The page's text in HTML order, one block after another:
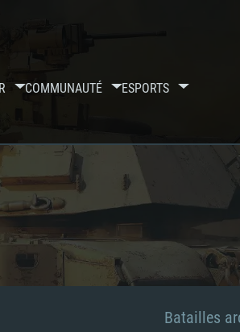
COMMUNAUTÉ ESPORTS
Batailles